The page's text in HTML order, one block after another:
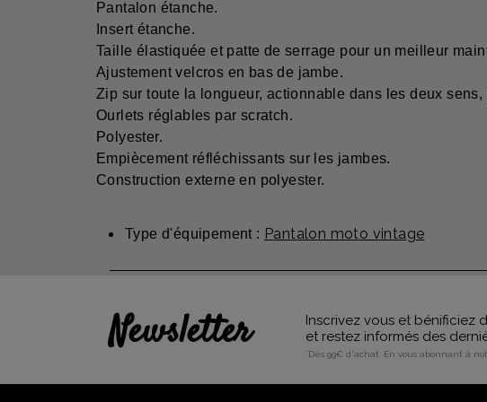
Pantalon étanche.
Insert étanche.
Taille élastiquée et patte de serrage pour un meilleur
Ajustement velcros en bas de jambe.
Zip sur toute la longueur, actionnable dans les deux
Ourlets réglables par scratch.
Polyester.
Empiècement réfléchissants sur les jambes.
Construction externe en polyester.
Type d'équipement : Pantalon moto vintage
Newsletter Inscrivez vous et bénificiez
et restez informés des
*Dès 99€ d'achat. En vous abonnant à